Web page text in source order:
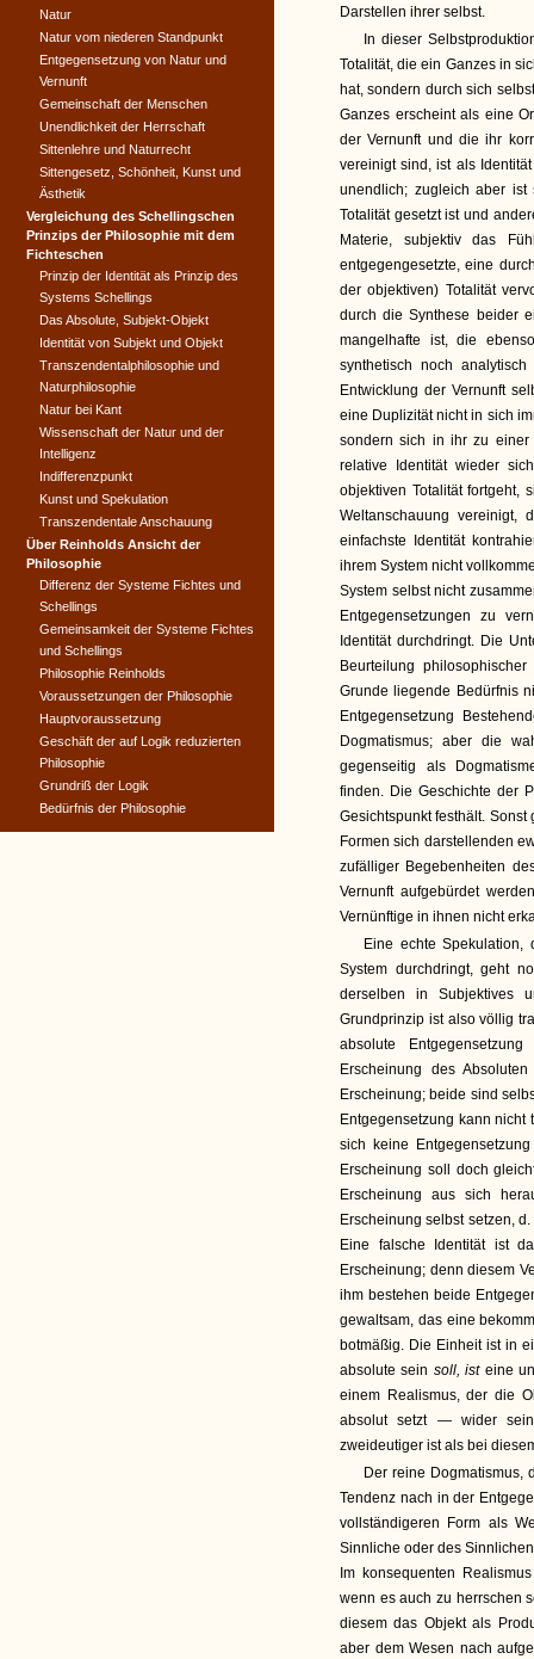
Darstellen ihrer selbst.
In dieser
Totalität, die ein Ganzes in
hat, sondern durch sich
Ganzes erscheint als eine
der Vernunft und die ihr
vereinigt sind, ist als
unendlich; zugleich aber
Totalität gesetzt ist und
Materie, subjektiv das
entgegengesetzte, eine
der objektiven) Totalität
durch die Synthese beider
mangelhafte ist, die
synthetisch noch
Entwicklung der Vernunft
eine Duplizität nicht in sich
sondern sich in ihr zu einer
relative Identität wieder
objektiven Totalität fortgeht,
Weltanschauung
einfachste Identität
ihrem System nicht
System selbst nicht
Entgegensetzungen zu
Identität durchdringt. Die
Beurteilung
Grunde liegende Bedürfnis
Entgegensetzung
Dogmatismus; aber die
gegenseitig als
finden. Die Geschichte der
Gesichtspunkt festhält.
Formen sich darstellenden
zufälliger Begebenheiten
Vernunft aufgebürdet
Vernünftige in ihnen nicht
Eine echte Spekulation,
System durchdringt, geht
derselben in Subjektives
Grundprinzip ist also völlig
absolute
Erscheinung des
Erscheinung; beide sind
Entgegensetzung kann
sich keine
Erscheinung soll doch
Erscheinung aus sich
Erscheinung selbst setzen,
Eine falsche Identität ist
Erscheinung; denn diesem
ihm bestehen beide
gewaltsam, das eine
botmäßig. Die Einheit ist in
absolute sein soll, ist eine
einem Realismus, der die
absolut setzt — wider
zweideutiger ist als bei
Der reine Dogmatismus,
Tendenz nach in der
vollständigeren Form als
Sinnliche oder des
Im konsequenten
wenn es auch zu herrschen
diesem das Objekt als
aber dem Wesen nach
Natur
Natur vom niederen Standpunkt
Entgegensetzung von Natur und
Vernunft
Gemeinschaft der Menschen
Unendlichkeit der Herrschaft
Sittenlehre und Naturrecht
Sittengesetz, Schönheit, Kunst und
Ästhetik
Vergleichung des Schellingschen
Prinzips der Philosophie mit dem
Fichteschen
Prinzip der Identität als Prinzip des
Systems Schellings
Das Absolute, Subjekt-Objekt
Identität von Subjekt und Objekt
Transzendentalphilosophie und
Naturphilosophie
Natur bei Kant
Wissenschaft der Natur und der
Intelligenz
Indifferenzpunkt
Kunst und Spekulation
Transzendentale Anschauung
Über Reinholds Ansicht der
Philosophie
Differenz der Systeme Fichtes und
Schellings
Gemeinsamkeit der Systeme Fichtes
und Schellings
Philosophie Reinholds
Voraussetzungen der Philosophie
Hauptvoraussetzung
Geschäft der auf Logik reduzierten
Philosophie
Grundriß der Logik
Bedürfnis der Philosophie